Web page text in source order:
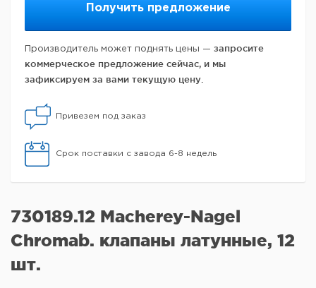
Получить предложение
Производитель может поднять цены — запросите
коммерческое предложение сейчас, и мы
зафиксируем за вами текущую цену.
Привезем под заказ
Срок поставки с завода 6-8 недель
730189.12 Macherey-Nagel
Chromab. клапаны латунные, 12
шт.